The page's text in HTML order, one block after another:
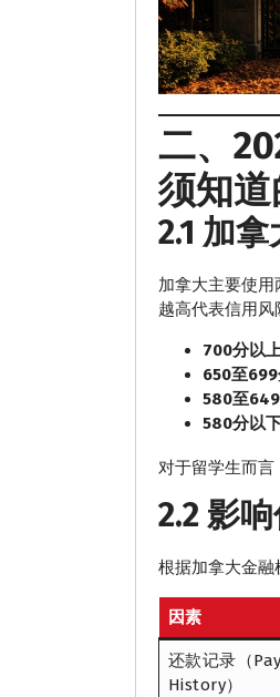
二、
须知
2.1 加
加拿大主要使用
越高代表信用风
700分以
650至
580至
580分以
对于留学生而言
2.2 影
根据加拿大金融
因素
还款记录（
History）